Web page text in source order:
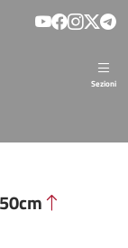
Sezioni